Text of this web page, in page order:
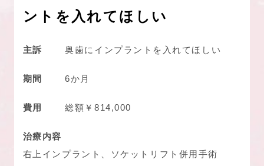
ントを入れてほしい
主訴 奥歯にインプラントを入れてほしい
期間 6か月
費用 総額￥814,000
治療内容
右上インプラント、ソケットリフト併用手術